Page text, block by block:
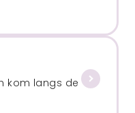
kom langs de